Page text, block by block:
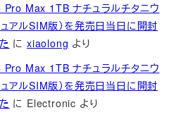
Pro Max 1TB ナチュラルチタニウ
アルSIM版）を発売日当日に開封
にxiaolong より
Pro Max 1TB ナチュラルチタニウ
アルSIM版）を発売日当日に開封
に Electronic より